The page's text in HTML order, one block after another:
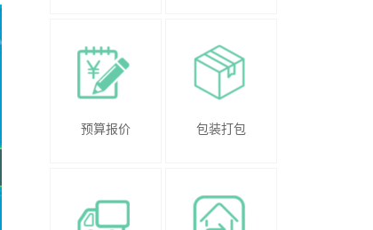
预算报价 包装打包